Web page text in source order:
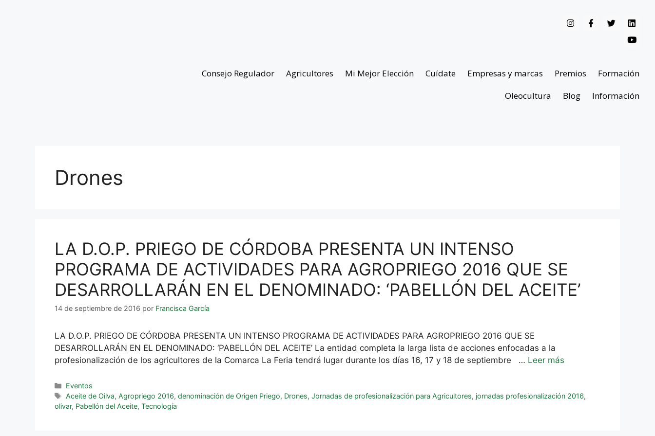
Consejo Regulador Agricultores Mi Mejor Elección Cuídate Empresas y marcas Premios
Formación
Oleocultura
Blog Información
Drones
LA D.O.P. PRIEGO DE CÓRDOBA PRESENTA UN INTENSO
PROGRAMA DE ACTIVIDADES PARA AGROPRIEGO 2016 QUE SE
DESARROLLARÁN EN EL DENOMINADO: ‘PABELLÓN DEL ACEITE’
14 de septiembre de 2016 por Francisca García
LA D.O.P. PRIEGO DE CÓRDOBA PRESENTA UN INTENSO PROGRAMA DE ACTIVIDADES PARA AGROPRIEGO 2016 QUE SE
DESARROLLARÁN EN EL DENOMINADO: ‘PABELLÓN DEL ACEITE’ La entidad completa la larga lista de acciones enfocadas a la
profesionalización de los agricultores de la Comarca La Feria tendrá lugar durante los días 16, 17 y 18 de septiembre … Leer más
Eventos
Aceite de Oilva,Agropriego 2016,denominación de Origen Priego, Drones,Jornadas de profesionalización para Agricultores, jornadas profesionalización 2016,
olivar, Pabellón del Aceite, Tecnología